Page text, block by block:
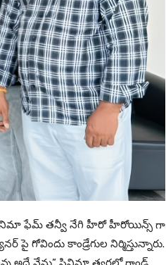
సినిమా ఫేమ్ తన్వీ నేగి హీరో హీరోయిన్స్ గా
పై గోవిందు కాండ్రేగుల నిర్మిస్తున్నారు.